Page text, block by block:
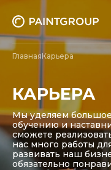
ГлавнаяКарьера
КАРЬЕРА
Мы уделяем
обучению и
сможете
нас много работы
развивать наш
обязательно